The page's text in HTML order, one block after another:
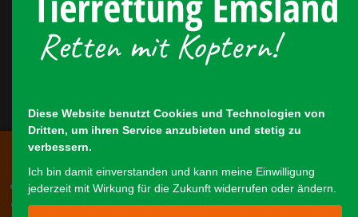
Rehkitzrettung
Team & Technik
Spenden
Spender & Sponsoren
Fotos & Videos
Presse
Diese Website benutzt Cookies und Technologien von
Dritten, um ihren Service anzubieten und stetig zu
verbessern.
Ich bin damit einverstanden und kann meine Einwilligung
jederzeit mit Wirkung für die Zukunft widerrufen oder ändern.